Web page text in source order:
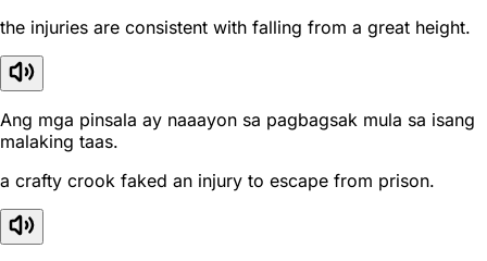
the injuries are consistent with falling from a great height.
Ang mga pinsala ay naaayon sa pagbagsak mula sa isang
malaking taas.
a crafty crook faked an injury to escape from prison.